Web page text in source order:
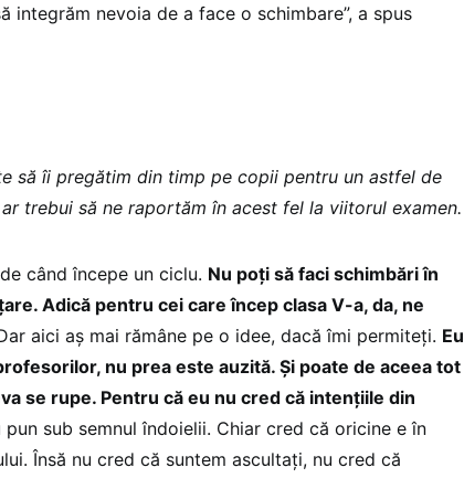
integrăm nevoia de a face o schimbare”, a spus
să îi pregătim din timp pe copii pentru un astfel de
trebui să ne raportăm în acest fel la viitorul examen.
când începe un ciclu. Nu poți să faci schimbări în
Adică pentru cei care încep clasa V-a, da, ne
aici aș mai rămâne pe o idee, dacă îmi permiteți. Eu
nu prea este auzită. Și poate de aceea tot
se rupe. Pentru că eu nu cred că intențiile din
pun sub semnul îndoielii. Chiar cred că oricine e în
Însă nu cred că suntem ascultați, nu cred că